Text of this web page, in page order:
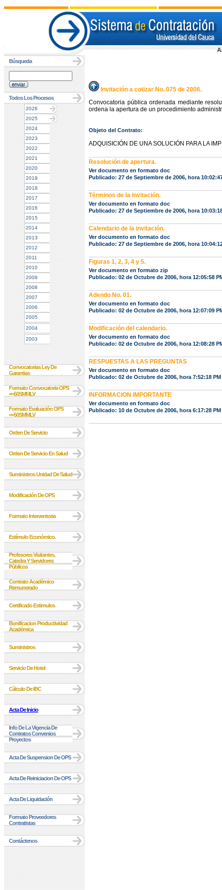
Búsqueda
Todos Los Procesos
2026
2025
2024
2023
2022
2021
2020
2019
2018
2017
2016
2015
2014
2013
2012
2011
2010
2009
2008
2007
2006
2005
2004
2003
Convocatorias Ley De
Garantias
Formato Convocatoria OPS
<=50SMMLV
Formato Evaluación OPS
<=50SMMLV
Orden De Servicio
Orden De Servicio En Salud
Suministros Unidad De Salud
Modificación De OPS
Formato Interventoria
Estímulo Económico.
Profesores Visitantes,
Catedra Y Servidores
Públicos
Contrato Académico
Remunerado
Certificado Estimulos
Bonificacion Productividad
Académica
Suministros
Servicio De Hotel
Cálculo De IBC
Acta De Inicio
Info De La Vigencia De
Contratos Convenios
Proyectos
Acta De Suspension De OPS
Acta De Reiniciacion De OPS
Acta De Liquidación
Formato Proveedores
Contratistas
Contáctenos
Invitación a cotizar No. 075 de 2006.
Convocatoria pública ordenada mediante
ordena la apertura de un procedimiento
Objeto del Contrato:
ADQUISICIÓN DE UNA SOLUCIÓN PARA LA
Resolución de apertura.
Ver documento en formato doc
Publicado: 27 de Septiembre de 2006, hora
Términos de la invitación.
Ver documento en formato doc
Publicado: 27 de Septiembre de 2006, hora
Calendario de la invitación.
Ver documento en formato doc
Publicado: 27 de Septiembre de 2006, hora
Figuras 1, 2, 3, 4 y 5.
Ver documento en formato zip
Publicado: 02 de Octubre de 2006, hora 12:05:58
Adendo No. 01.
Ver documento en formato doc
Publicado: 02 de Octubre de 2006, hora 12:07:09
Modificación del calendario.
Ver documento en formato doc
Publicado: 02 de Octubre de 2006, hora 12:08:28
RESPUESTAS A LAS PREGUNTAS
Ver documento en formato doc
Publicado: 02 de Octubre de 2006, hora 7:52:18 PM
INFORMACION IMPORTANTE
Ver documento en formato doc
Publicado: 10 de Octubre de 2006, hora 6:17:28 PM